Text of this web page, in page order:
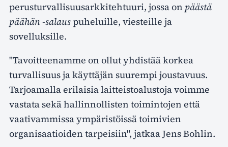
perusturvallisuusarkkitehtuuri, jossa on päästä
päähän -salauspuheluille, viesteille ja
sovelluksille.
"Tavoitteenamme on ollut yhdistää korkea
turvallisuus ja käyttäjän suurempi joustavuus.
Tarjoamalla erilaisia laitteistoalustoja voimme
vastata sekä hallinnollisten toimintojen että
vaativammissa ympäristöissä toimivien
organisaatioiden tarpeisiin", jatkaa Jens Bohlin.